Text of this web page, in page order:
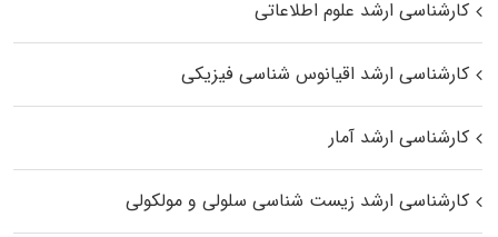
کارشناسی ارشد علوم اطلاعاتی
کارشناسی ارشد اقیانوس‌ شناسی فیزیکی
کارشناسی ارشد آمار
کارشناسی ارشد زیست شناسی سلولی و مولکولی